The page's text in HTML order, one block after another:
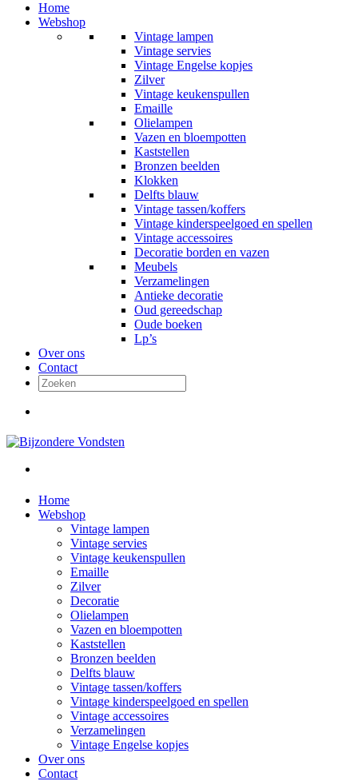
Home
Webshop
Vintage lampen
Vintage servies
Vintage Engelse kopjes
Zilver
Vintage keukenspullen
Emaille
Olielampen
Vazen en bloempotten
Kaststellen
Bronzen beelden
Klokken
Delfts blauw
Vintage tassen/koffers
Vintage kinderspeelgoed en spellen
Vintage accessoires
Decoratie borden en vazen
Meubels
Verzamelingen
Antieke decoratie
Oud gereedschap
Oude boeken
Lp’s
Over ons
Contact
Home
Webshop
Vintage lampen
Vintage servies
Vintage keukenspullen
Emaille
Zilver
Decoratie
Olielampen
Vazen en bloempotten
Kaststellen
Bronzen beelden
Delfts blauw
Vintage tassen/koffers
Vintage kinderspeelgoed en spellen
Vintage accessoires
Verzamelingen
Vintage Engelse kopjes
Over ons
Contact